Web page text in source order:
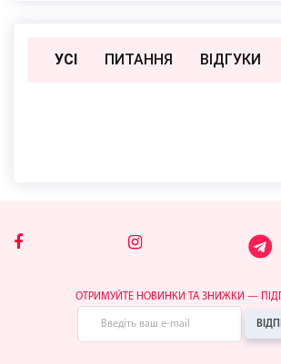
УСІ ПИТАННЯ ВIДГУКИ
ОТРИМУЙТЕ НОВИНКИ ТА ЗНИЖКИ —